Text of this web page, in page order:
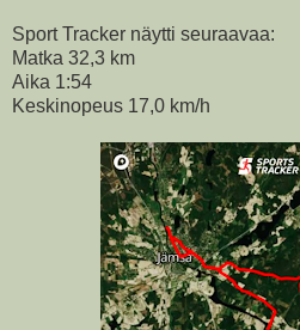
Sport Tracker näytti seuraavaa:
Matka 32,3 km
Aika 1:54
Keskinopeus 17,0 km/h